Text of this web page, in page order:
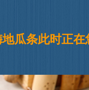
瓜条此时正在